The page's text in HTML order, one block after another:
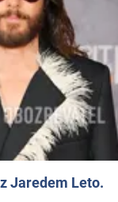
Jaredem Leto.